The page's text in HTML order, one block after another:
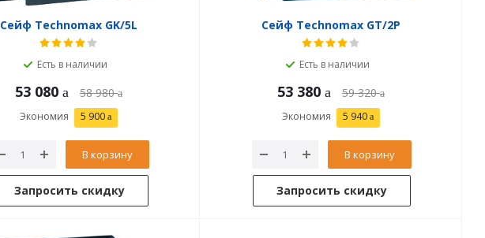
Сейф Technomax GK/5L
Есть в наличии
53 080 58 980
Экономия 5 900
В корзину
Запросить скидку
Сейф Technomax GT/2P
Есть в наличии
53 380 59 320
Экономия 5 940
В корзину
Запросить скидку